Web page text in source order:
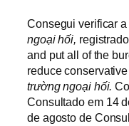
Consegui verificar
ngoại hối,
and put all of the
reduce
trường ngoại hối.
Consultado em 14
de agosto de